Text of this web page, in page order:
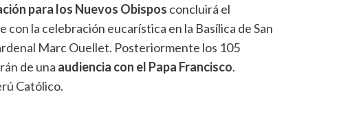
para los Nuevos Obispos concluirá el
con la celebración eucarística en la Basílica de San
Marc Ouellet. Posteriormente los 105
de una audiencia con el Papa Francisco.
Católico.